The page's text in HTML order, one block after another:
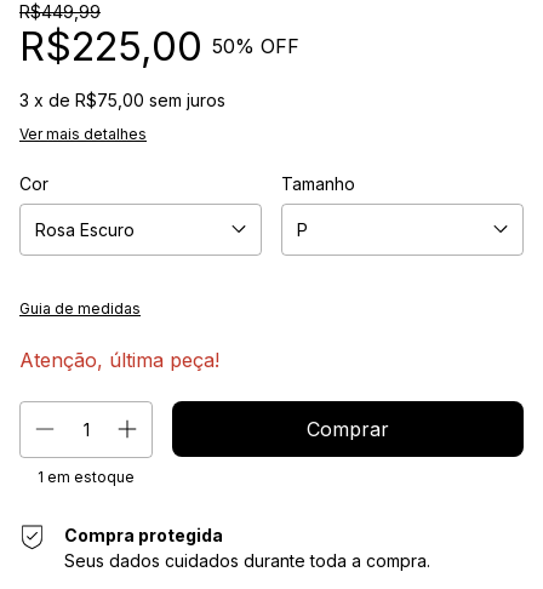
R$449,99
R$225,00 50% OFF
3 x de R$75,00 sem juros
Ver mais detalhes
Cor Tamanho
Guia de medidas
Atenção, última peça!
1 em estoque
Compra protegida
Seus dados cuidados durante toda a compra.